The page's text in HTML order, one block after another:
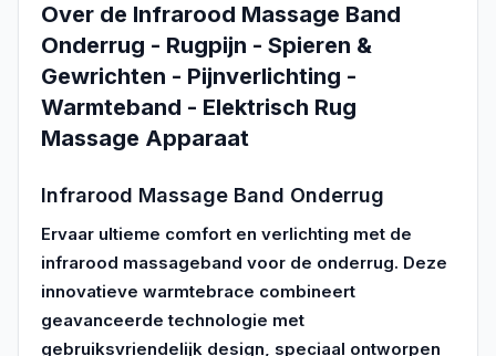
Over de Infrarood Massage Band
Onderrug - Rugpijn - Spieren &
Gewrichten - Pijnverlichting -
Warmteband - Elektrisch Rug
Massage Apparaat
Infrarood Massage Band Onderrug
Ervaar ultieme comfort en verlichting met de
infrarood massageband voor de onderrug. Deze
innovatieve warmtebrace combineert
geavanceerde technologie met
gebruiksvriendelijk design, speciaal ontworpen